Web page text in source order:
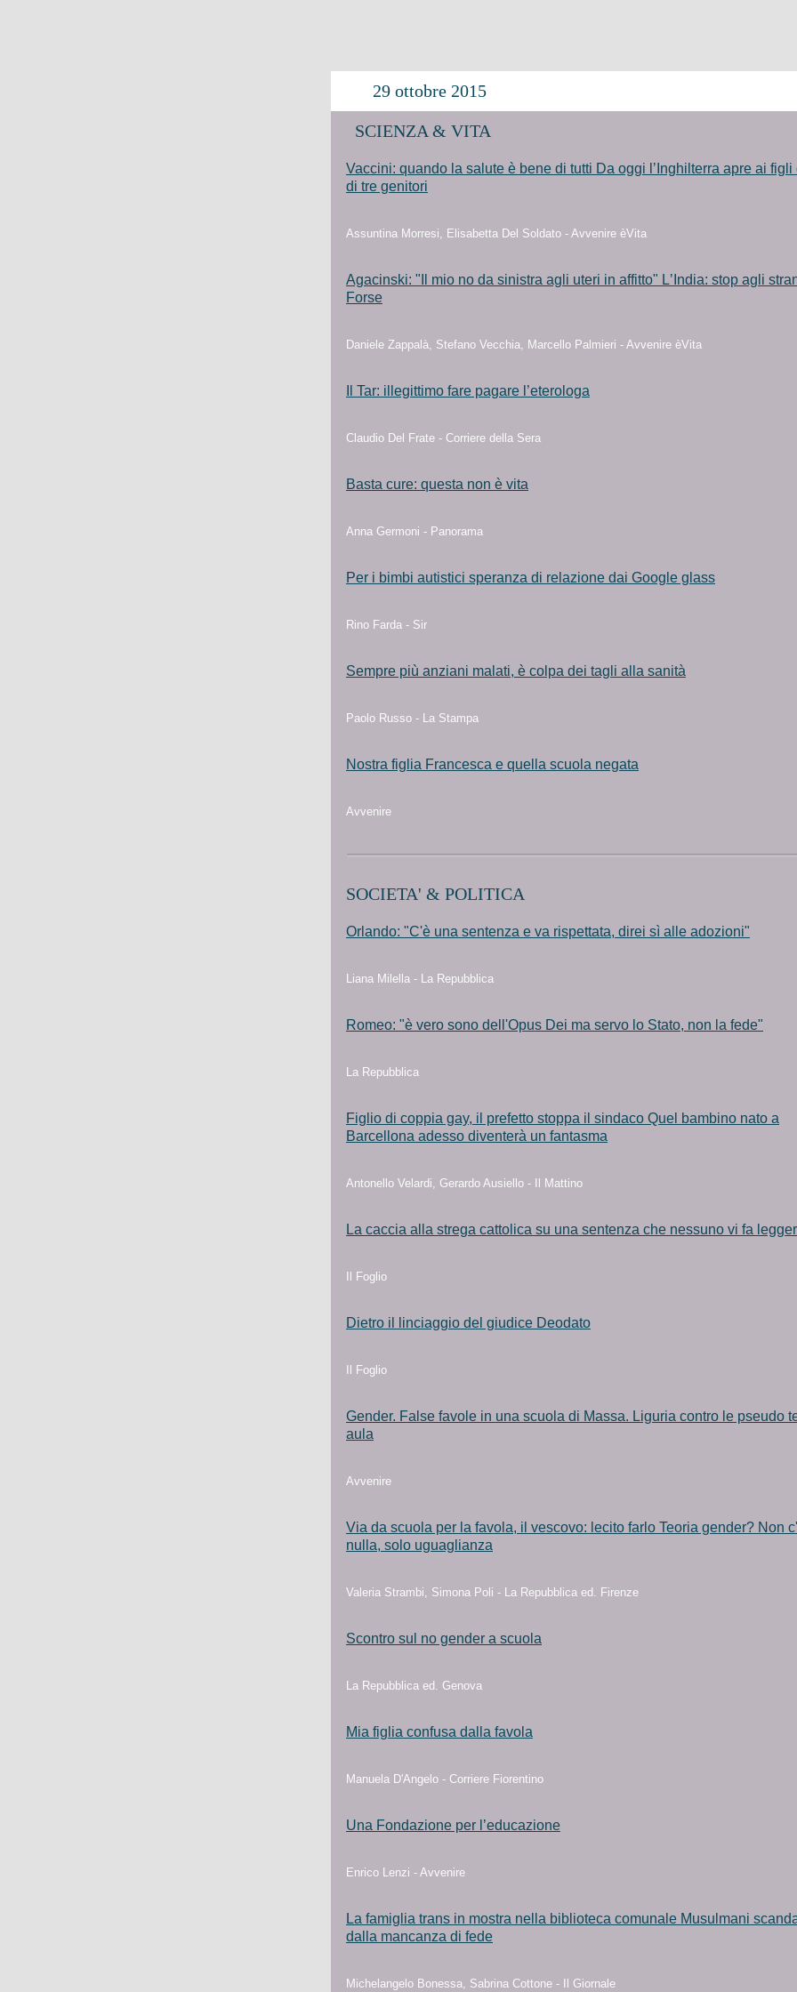
29 ottobre 2015
SCIENZA & VITA
Vaccini: quando la salute è bene di tutti Da oggi lʼInghilterra apre ai figli
di tre genitori
Assuntina Morresi, Elisabetta Del Soldato - Avvenire èVita
Agacinski: "Il mio no da sinistra agli uteri in affitto" LʼIndia: stop agli
Forse
Daniele Zappalà, Stefano Vecchia, Marcello Palmieri - Avvenire èVita
Il Tar: illegittimo fare pagare l’eterologa
Claudio Del Frate - Corriere della Sera
Basta cure: questa non è vita
Anna Germoni - Panorama
Per i bimbi autistici speranza di relazione dai Google glass
Rino Farda - Sir
Sempre più anziani malati, è colpa dei tagli alla sanità
Paolo Russo - La Stampa
Nostra figlia Francesca e quella scuola negata
Avvenire
SOCIETA' & POLITICA
Orlando: "C'è una sentenza e va rispettata, direi sì alle adozioni"
Liana Milella - La Repubblica
Romeo: "è vero sono dell'Opus Dei ma servo lo Stato, non la fede"
La Repubblica
Figlio di coppia gay, il prefetto stoppa il sindaco Quel bambino nato a
Barcellona adesso diventerà un fantasma
Antonello Velardi, Gerardo Ausiello - Il Mattino
La caccia alla strega cattolica su una sentenza che nessuno vi fa
Il Foglio
Dietro il linciaggio del giudice Deodato
Il Foglio
Gender. False favole in una scuola di Massa. Liguria contro le pseudo
aula
Avvenire
Via da scuola per la favola, il vescovo: lecito farlo Teoria gender? Non
nulla, solo uguaglianza
Valeria Strambi, Simona Poli - La Repubblica ed. Firenze
Scontro sul no gender a scuola
La Repubblica ed. Genova
Mia figlia confusa dalla favola
Manuela D'Angelo - Corriere Fiorentino
Una Fondazione per l’educazione
Enrico Lenzi - Avvenire
La famiglia trans in mostra nella biblioteca comunale Musulmani
dalla mancanza di fede
Michelangelo Bonessa, Sabrina Cottone - Il Giornale